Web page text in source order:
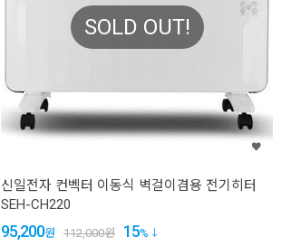
SOLD OUT!
신일전자 컨벡터 이동식 벽걸이겸용 전기히터
SEH-CH220
95,200원 112,000원 15%